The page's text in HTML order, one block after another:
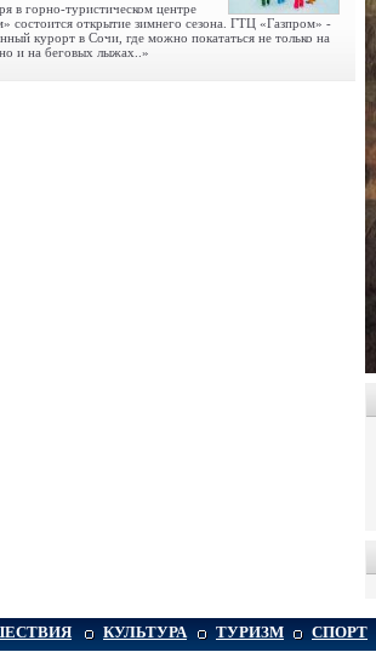
в горно-туристическом центре
состоится открытие зимнего сезона. ГТЦ «Газпром» -
курорт в Сочи, где можно покататься не только на
и на беговых лыжах..»
КУЛЬТУРА ТУРИЗМ СПОРТ